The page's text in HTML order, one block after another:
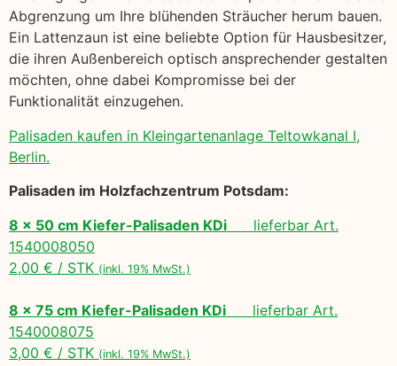
Abgrenzung um Ihre blühenden Sträucher herum bauen.
Ein Lattenzaun ist eine beliebte Option für Hausbesitzer,
die ihren Außenbereich optisch ansprechender gestalten
möchten, ohne dabei Kompromisse bei der
Funktionalität einzugehen.
Palisaden kaufen in Kleingartenanlage Teltowkanal I,
Berlin.
Palisaden im Holzfachzentrum Potsdam:
8 x 50 cm Kiefer-Palisaden KDi lieferbar Art.
1540008050
2,00 € / STK (inkl. 19% MwSt.)
8 x 75 cm Kiefer-Palisaden KDi lieferbar Art.
1540008075
3,00 € / STK (inkl. 19% MwSt.)